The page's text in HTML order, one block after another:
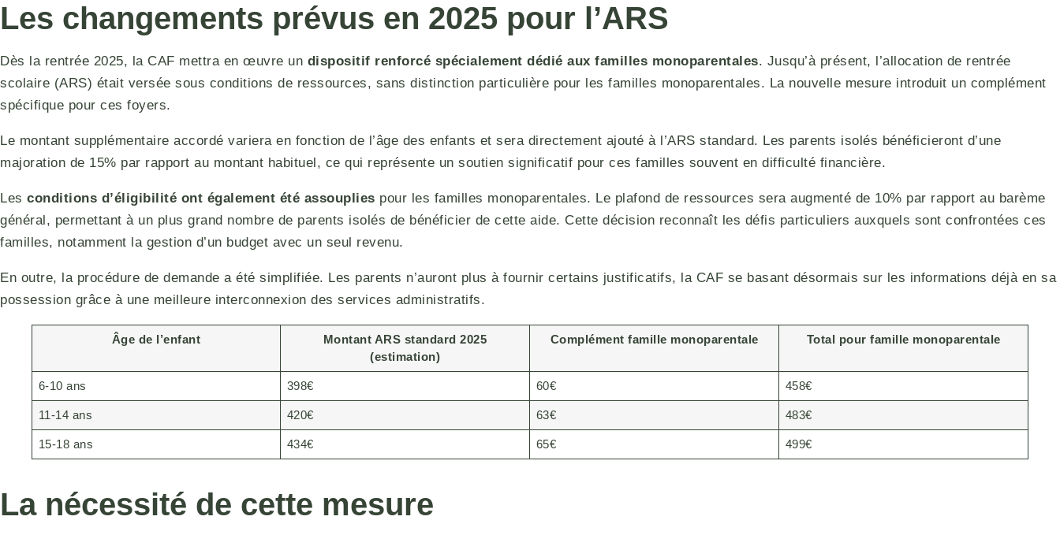
Les changements prévus en 2025 pour l’ARS
Dès la rentrée 2025, la CAF mettra en œuvre un dispositif renforcé spécialement dédié aux familles monoparentales. Jusqu’à présent, l’allocation de rentrée
scolaire (ARS) était versée sous conditions de ressources, sans distinction particulière pour les familles monoparentales. La nouvelle mesure introduit un complément
spécifique pour ces foyers.
Le montant supplémentaire accordé variera en fonction de l’âge des enfants et sera directement ajouté à l’ARS standard. Les parents isolés bénéficieront d’une
majoration de 15% par rapport au montant habituel, ce qui représente un soutien significatif pour ces familles souvent en difficulté financière.
Les conditions d’éligibilité ont également été assouplies pour les familles monoparentales. Le plafond de ressources sera augmenté de 10% par rapport au barème
général, permettant à un plus grand nombre de parents isolés de bénéficier de cette aide. Cette décision reconnaît les défis particuliers auxquels sont confrontées ces
familles, notamment la gestion d’un budget avec un seul revenu.
En outre, la procédure de demande a été simplifiée. Les parents n’auront plus à fournir certains justificatifs, la CAF se basant désormais sur les informations déjà en sa
possession grâce à une meilleure interconnexion des services administratifs.
Âge de l’enfant
Montant ARS standard 2025
(estimation)
Complément famille monoparentale Total pour famille monoparentale
6-10 ans 398€ 60€ 458€
11-14 ans 420€ 63€ 483€
15-18 ans 434€ 65€ 499€
La nécessité de cette mesure